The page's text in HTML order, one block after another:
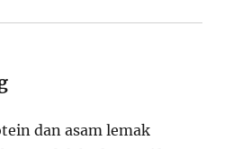
dan asam lemak